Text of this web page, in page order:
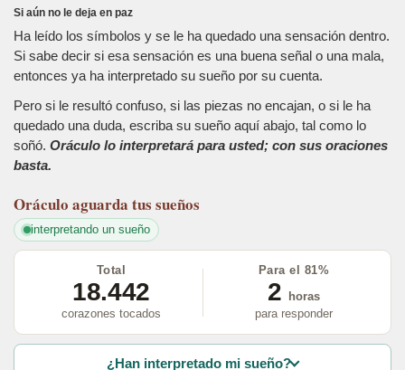
Si aún no le deja en paz
Ha leído los símbolos y se le ha quedado una sensación dentro.
Si sabe decir si esa sensación es una buena señal o una mala,
entonces ya ha interpretado su sueño por su cuenta.
Pero si le resultó confuso, si las piezas no encajan, o si le ha
quedado una duda, escriba su sueño aquí abajo, tal como lo
soñó. Oráculo lo interpretará para usted; con sus oraciones
basta.
Oráculo aguarda tus sueños
interpretando un sueño
Total
18.442
corazones tocados
Para el 81%
2
horas
para responder
¿Han interpretado mi sueño?